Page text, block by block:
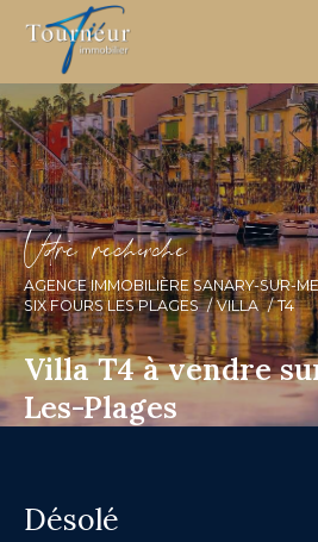
Vore recece
AGENCE IMMOBILIÈRE SANARY-SUR-
SIX FOURS LES PLAGES
VILLA T4
Villa T4 à vendre
Les-Plages
Désolé